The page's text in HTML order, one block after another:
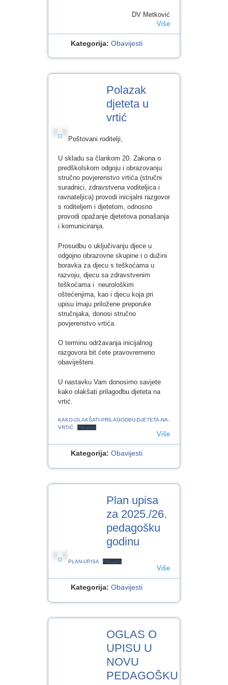
DV Metković
Više
Kategorija: Obavijesti
Polazak
djeteta u
vrtić
Poštovani roditelji,
U skladu sa člankom 20. Zakona o
predškolskom odgoju i obrazovanju
stručno povjerenstvo vrtića (stručni
suradnici, zdravstvena voditeljica i
ravnateljica) provodi inicijalni razgovor
s roditeljem i djetetom, odnosno
provodi opažanje djetetova ponašanja
i komuniciranja.
Prosudbu o uključivanju djece u
odgojno obrazovne skupine i o dužini
boravka za djecu s teškoćama u
razvoju, djecu sa zdravstvenim
teškoćama i neurološkim
oštećenjima, kao i djecu koja pri
upisu imaju priložene preporuke
stručnjaka, donosi stručno
povjerenstvo vrtića.
O terminu održavanja inicijalnog
razgovora bit ćete pravovremeno
obaviješteni.
U nastavku Vam donosimo savjete
kako olakšati prilagodbu djeteta na
vrtić.
KAKO-OLAKŠATI-PRILAGODBU-DJETETA-NA-
VRTIĆ
Preuzmi
Više
Kategorija: Obavijesti
Plan upisa
za 2025./26.
pedagošku
godinu
PLAN-UPISA Preuzmi
Više
Kategorija: Obavijesti
OGLAS O
UPISU U
NOVU
PEDAGOŠKU